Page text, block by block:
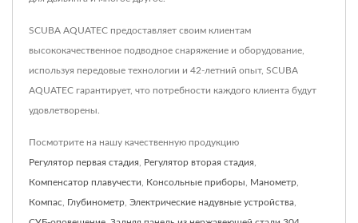
SCUBA AQUATEC предоставляет своим клиентам
высококачественное подводное снаряжение и оборудование,
используя передовые технологии и 42-летний опыт, SCUBA
AQUATEC гарантирует, что потребности каждого клиента будут
удовлетворены.
Посмотрите на нашу качественную продукцию
Регулятор первая стадия Регулятор вторая стадия
Компенсатор плавучести Консольные приборы Манометр
Компас Глубинометр Электрические надувные устройства